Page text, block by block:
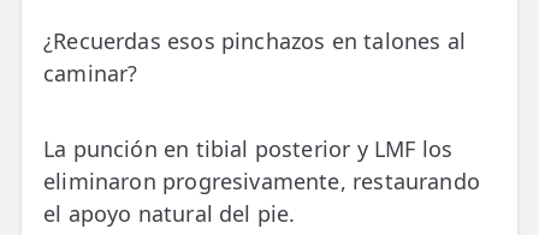
¿Recuerdas esos pinchazos en talones al
caminar?
La punción en tibial posterior y LMF los
eliminaron progresivamente, restaurando
el apoyo natural del pie.